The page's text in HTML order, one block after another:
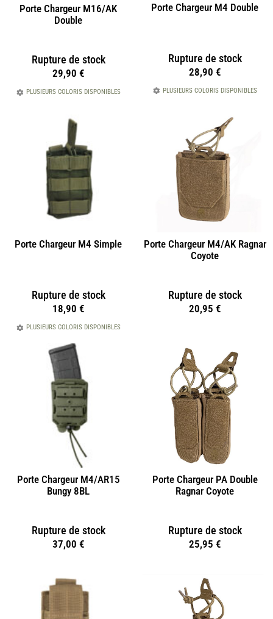
Porte Chargeur M16/AK
Double
Rupture de stock
29,90 €
PLUSIEURS COLORIS DISPONIBLES
Porte Chargeur M4 Double
Rupture de stock
28,90 €
PLUSIEURS COLORIS DISPONIBLES
Porte Chargeur M4 Simple
Rupture de stock
18,90 €
PLUSIEURS COLORIS DISPONIBLES
Porte Chargeur M4/AK Ragnar
Coyote
Rupture de stock
20,95 €
Porte Chargeur M4/AR15
Bungy 8BL
Rupture de stock
37,00 €
Porte Chargeur PA Double
Ragnar Coyote
Rupture de stock
25,95 €